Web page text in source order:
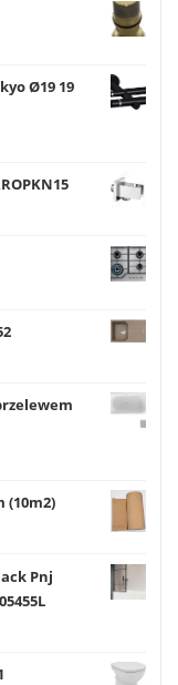
Ø19 19
(10m2)
Pnj